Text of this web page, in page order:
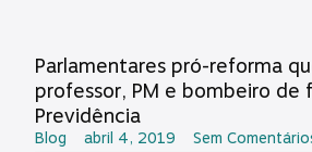
Parlamentares pró-reforma
professor, PM e bombeiro de
Previdência
Blog abril 4, 2019 Sem